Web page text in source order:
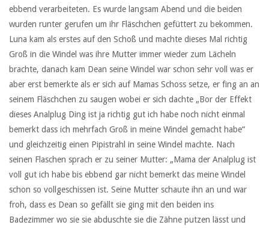
ebbend verarbeiteten. Es wurde langsam Abend und die beiden
wurden runter gerufen um ihr Fläschchen gefüttert zu bekommen.
Luna kam als erstes auf den Schoß und machte dieses Mal richtig
Groß in die Windel was ihre Mutter immer wieder zum Lächeln
brachte, danach kam Dean seine Windel war schon sehr voll was er
aber erst bemerkte als er sich auf Mamas Schoss setze, er fing an an
seinem Fläschchen zu saugen wobei er sich dachte „Bor der Effekt
dieses Analplug Ding ist ja richtig gut ich habe noch nicht einmal
bemerkt dass ich mehrfach Groß in meine Windel gemacht habe“
und gleichzeitig einen Pipistrahl in seine Windel machte. Nach
seinen Flaschen sprach er zu seiner Mutter: „Mama der Analplug ist
voll gut ich habe bis ebbend gar nicht bemerkt das meine Windel
schon so vollgeschissen ist. Seine Mutter schaute ihn an und war
froh, dass es Dean so gefällt sie ging mit den beiden ins
Badezimmer wo sie sie abduschte sie die Zähne putzen lässt und